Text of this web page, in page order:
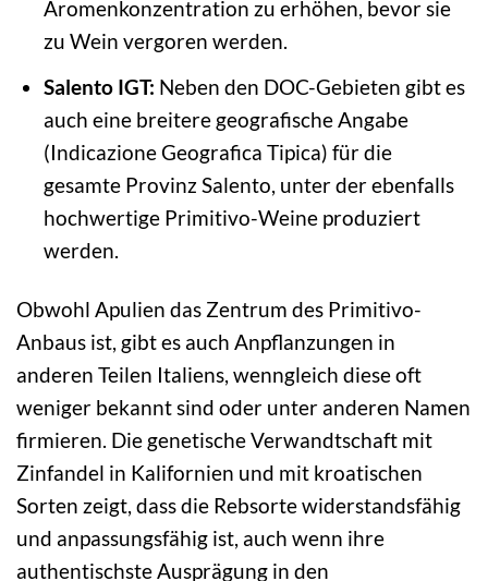
Aromenkonzentration zu erhöhen, bevor sie
zu Wein vergoren werden.
Salento IGT: Neben den DOC-Gebieten gibt es
auch eine breitere geografische Angabe
(Indicazione Geografica Tipica) für die
gesamte Provinz Salento, unter der ebenfalls
hochwertige Primitivo-Weine produziert
werden.
Obwohl Apulien das Zentrum des Primitivo-
Anbaus ist, gibt es auch Anpflanzungen in
anderen Teilen Italiens, wenngleich diese oft
weniger bekannt sind oder unter anderen Namen
firmieren. Die genetische Verwandtschaft mit
Zinfandel in Kalifornien und mit kroatischen
Sorten zeigt, dass die Rebsorte widerstandsfähig
und anpassungsfähig ist, auch wenn ihre
authentischste Ausprägung in den